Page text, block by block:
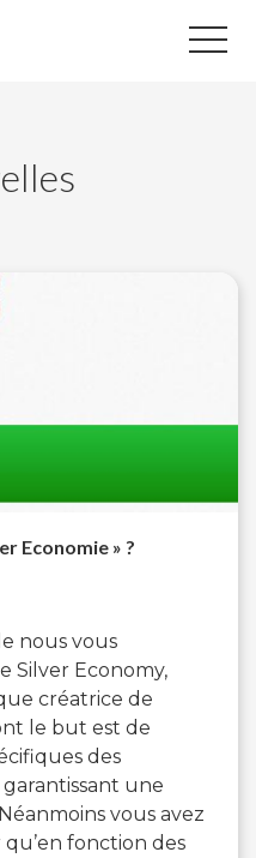
Economie » ?
nous vous
Silver Economy,
créatrice de
le but est de
des
une
vous avez
fonction des